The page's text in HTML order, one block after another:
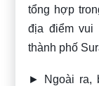
tổng hợp
địa điểm vui
thành phố
► Ngoài ra,